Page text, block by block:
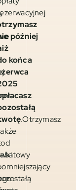
później
końca
.Otrzymasz